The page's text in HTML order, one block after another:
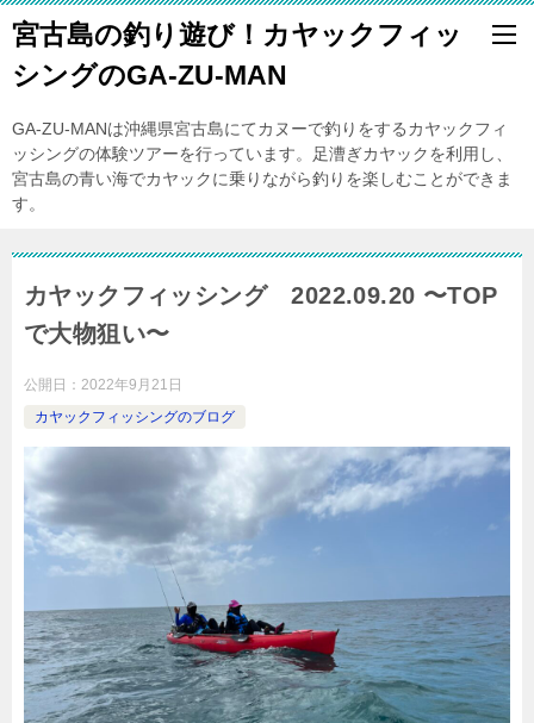
宮古島の釣り遊び！カヤックフィッ
シングのGA-ZU-MAN
GA-ZU-MANは沖縄県宮古島にてカヌーで釣りをするカヤックフィ
ッシングの体験ツアーを行っています。足漕ぎカヤックを利用し、
宮古島の青い海でカヤックに乗りながら釣りを楽しむことができま
す。
カヤックフィッシング 2022.09.20 〜TOP
で大物狙い〜
公開日： 2022年9月21日
カヤックフィッシングのブログ